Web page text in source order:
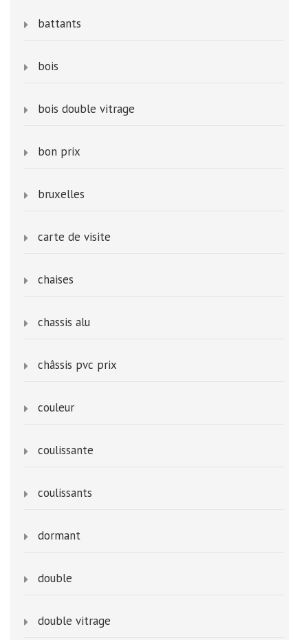
battants
bois
bois double vitrage
bon prix
bruxelles
carte de visite
chaises
chassis alu
châssis pvc prix
couleur
coulissante
coulissants
dormant
double
double vitrage